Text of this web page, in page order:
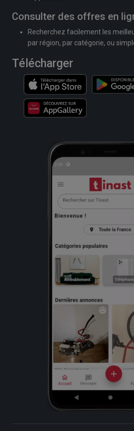
Consulter des offres en
Recherchez facilement les
par région, par catégorie, ou
Télécharger